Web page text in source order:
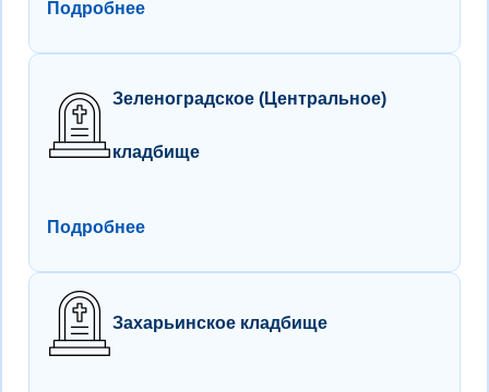
Подробнее
Зеленоградское (Центральное)
кладбище
Подробнее
Захарьинское кладбище